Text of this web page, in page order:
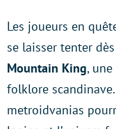
Les joueurs en
se laisser tenter
Mountain King,
folklore
metroidvanias